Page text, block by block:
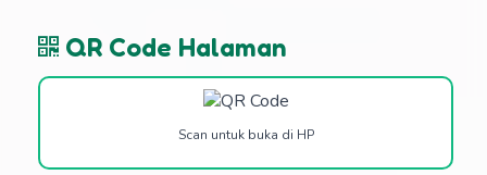
QR Code Halaman
Scan untuk buka di HP